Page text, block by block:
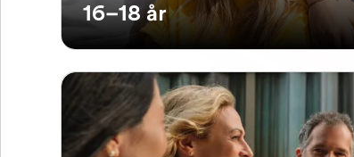
16–18 år